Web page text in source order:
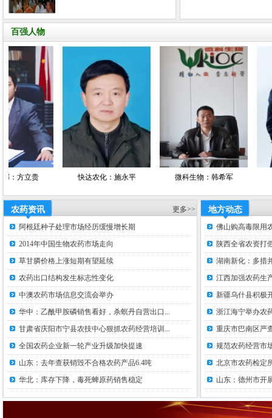
百强人物
贵 快达农化：施永平 微科生物：韩希军
农药资讯 更多>>
阿根廷种子处理市场经历缓慢增长期
2014年中国生物农药市场走向
草甘膦价格上涨短期有望延续
农药出口结构发生标志性变化
中澳农药市场信息交流会举办
华中：乙酰甲胺磷销售看好，杀螟丹自营出口...
甘肃省庆阳市宁县农技中心狠抓农药经营培训...
全国农药企业新一轮产业升级加快提速
山东：去年查获销毁不合格农药产品6.4吨
华北：库存下降，毒死蜱原药销售稳定
地方动态
佛山购高毒限用
陕西全省农资打
湖南新化：多措
江西加强农药生
新疆乌什县积极
浙江海宁举办农
重庆市巴南区严
规范农药经营市
北京市农药检定
山东：德州市开